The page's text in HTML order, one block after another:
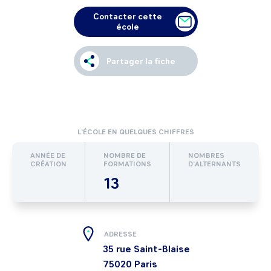
Contacter cette
école
Partager la fiche
L’ÉCOLE EN QUELQUES CHIFFRES
ANNÉE DE
CRÉATION
NOMBRE DE
FORMATIONS
13
NOMBRES
D’ALTERNANTS
ADRESSE
35 rue Saint-Blaise
75020 Paris